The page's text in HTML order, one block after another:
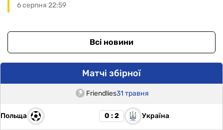
6 серпня 22:59
Всі новини
Матчі збірної
Friendlies31 травня
Польща 0 : 2 Україна